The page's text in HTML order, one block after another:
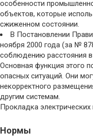
особенности
объектов, которые
сжиженном состоянии.
В Постановлении
ноября 2000 года (за №
соблюдению расстояния
Основная функция этого
опасных ситуаций. Они
некорректного
другим системам.
Прокладка
Нормы